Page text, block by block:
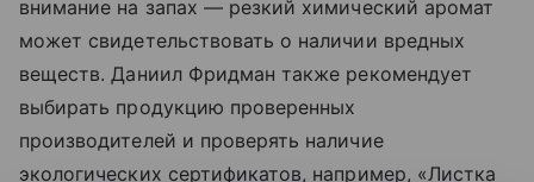
внимание на запах — резкий химический аромат
может свидетельствовать о наличии вредных
веществ. Даниил Фридман также рекомендует
выбирать продукцию проверенных
производителей и проверять наличие
экологических сертификатов, например, «Листка